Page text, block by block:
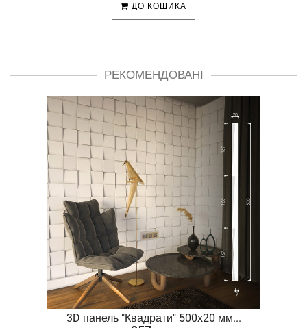
ДО КОШИКА
РЕКОМЕНДОВАНІ
3D панель "Квадрати" 500х20 мм...